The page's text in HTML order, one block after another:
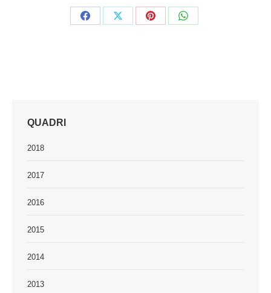
Share Share Share Share
QUADRI
2018
2017
2016
2015
2014
2013